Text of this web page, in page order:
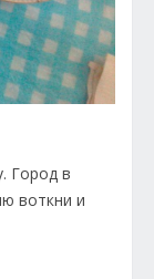
Город в
воткни и